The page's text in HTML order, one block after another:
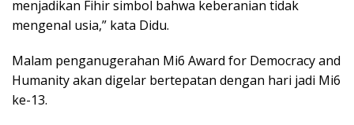
menjadikan Fihir simbol bahwa keberanian tidak
mengenal usia,” kata Didu.
Malam penganugerahan Mi6 Award for Democracy and
Humanityakan digelar bertepatan dengan hari jadi Mi6
ke-13.